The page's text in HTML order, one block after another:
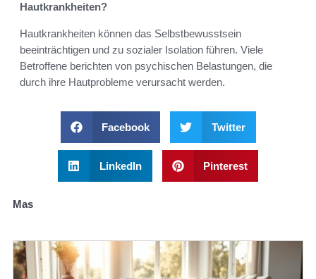
Hautkrankheiten?
Hautkrankheiten können das Selbstbewusstsein
beeinträchtigen und zu sozialer Isolation führen. Viele
Betroffene berichten von psychischen Belastungen, die
durch ihre Hautprobleme verursacht werden.
Facebook Twitter
LinkedIn Pinterest
Mas